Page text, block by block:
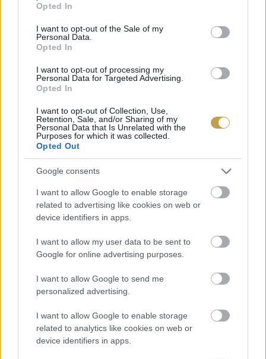
use your data for below specified purposes in below Google
consent section.
Opted In
I want to opt-out of the Sale of my
Personal Data.
Opted In
I want to opt-out of processing my
Personal Data for Targeted Advertising.
Opted In
I want to opt-out of Collection, Use,
Retention, Sale, and/or Sharing of my
Personal Data that Is Unrelated with the
Purposes for which it was collected.
Opted Out
Google consents
I want to allow Google to enable storage
related to advertising like cookies on web or
device identifiers in apps.
I want to allow my user data to be sent to
Google for online advertising purposes.
I want to allow Google to send me
personalized advertising.
I want to allow Google to enable storage
related to analytics like cookies on web or
device identifiers in apps.
Pinceszövetkezet egyik alapítója. És egy azon
(lokálpatrióta – a szerk.)
szőlőművelők közül, akiktől a Bikavért is
örököltük…”
(támogatott tartalom)
Címlapfotó: Andreas Haslinger / Unsplash